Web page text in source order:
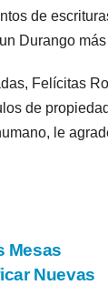
de
Durango
Felícitas
de
le
Mesas
Nuevas